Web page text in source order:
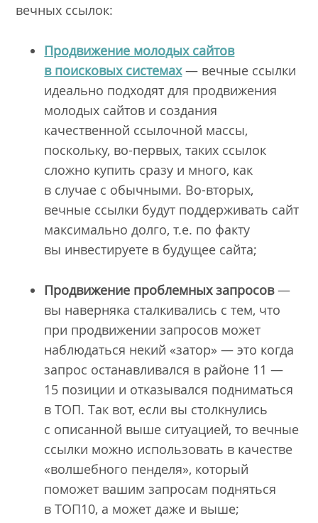
вечных ссылок:
Продвижение молодых сайтов
в поисковых системах — вечные ссылки
идеально подходят для продвижения
молодых сайтов и создания
качественной ссылочной массы,
поскольку, во-первых, таких ссылок
сложно купить сразу и много, как
в случае с обычными. Во-вторых,
вечные ссылки будут поддерживать сайт
максимально долго, т.е. по факту
вы инвестируете в будущее сайта;
Продвижение проблемных запросов—
вы наверняка сталкивались с тем, что
при продвижении запросов может
наблюдаться некий «затор» — это когда
запрос останавливался в районе 11 —
15 позиции и отказывался подниматься
в ТОП. Так вот, если вы столкнулись
с описанной выше ситуацией, то вечные
ссылки можно использовать в качестве
«волшебного пенделя», который
поможет вашим запросам подняться
в ТОП10, а может даже и выше;